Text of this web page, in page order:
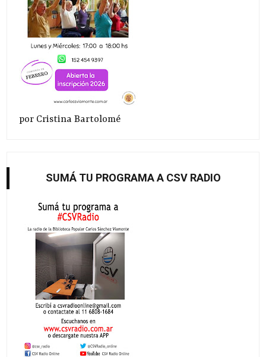
por Cristina Bartolomé
SUMÁ TU PROGRAMA A CSV RADIO